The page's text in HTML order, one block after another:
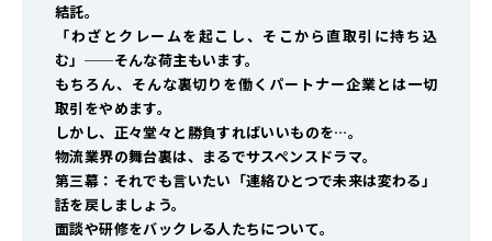
結託。
「わざとクレームを起こし、そこから直取引に持ち込
む」──そんな荷主もいます。
もちろん、そんな裏切りを働くパートナー企業とは一切
取引をやめます。
しかし、正々堂々と勝負すればいいものを…。
物流業界の舞台裏は、まるでサスペンスドラマ。
第三幕：それでも言いたい「連絡ひとつで未来は変わる」
話を戻しましょう。
面談や研修をバックレる人たちについて。